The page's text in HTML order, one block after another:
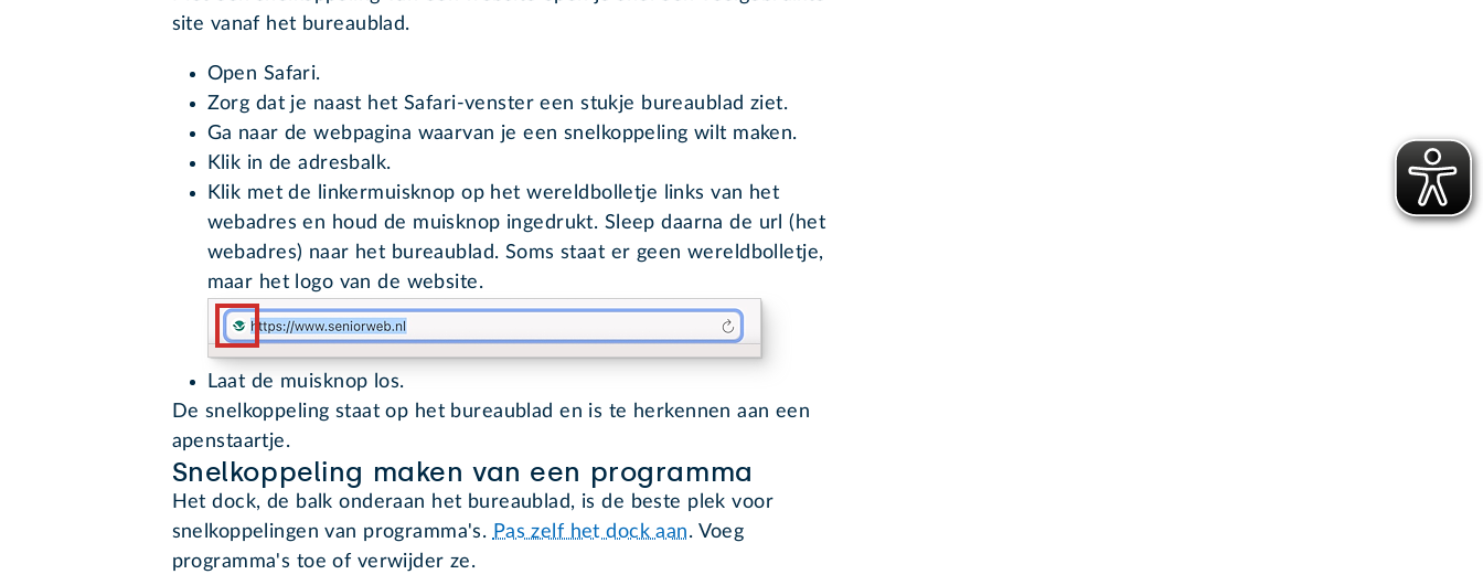
site vanaf het bureaublad.
Open Safari.
Zorg dat je naast het Safari-venster een stukje bureaublad ziet.
Ga naar de webpagina waarvan je een snelkoppeling wilt maken.
Klik in de adresbalk.
Klik met de linkermuisknop op het wereldbolletje links van het
webadres en houd de muisknop ingedrukt. Sleep daarna de url (het
webadres) naar het bureaublad. Soms staat er geen wereldbolletje,
maar het logo van de website.
Laat de muisknop los.
De snelkoppeling staat op het bureaublad en is te herkennen aan een
apenstaartje.
Snelkoppeling maken van een programma
Het dock, de balk onderaan het bureaublad, is de beste plek voor
snelkoppelingen van programma's. Pas zelf het dock aan. Voeg
programma's toe of verwijder ze.